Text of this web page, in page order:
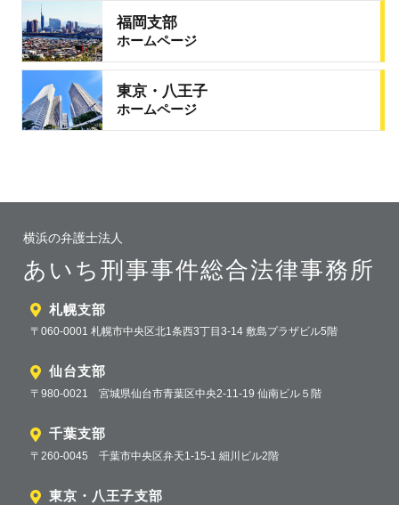
福岡支部
ホームページ
東京・八王子
ホームページ
横浜の弁護士法人
あいち刑事事件総合法律事務所
札幌支部
〒060-0001 札幌市中央区北1条西3丁目3-14 敷島プラザビル5階
仙台支部
〒980-0021 宮城県仙台市青葉区中央2-11-19 仙南ビル５階
千葉支部
〒260-0045 千葉市中央区弁天1-15-1 細川ビル2階
東京・八王子支部